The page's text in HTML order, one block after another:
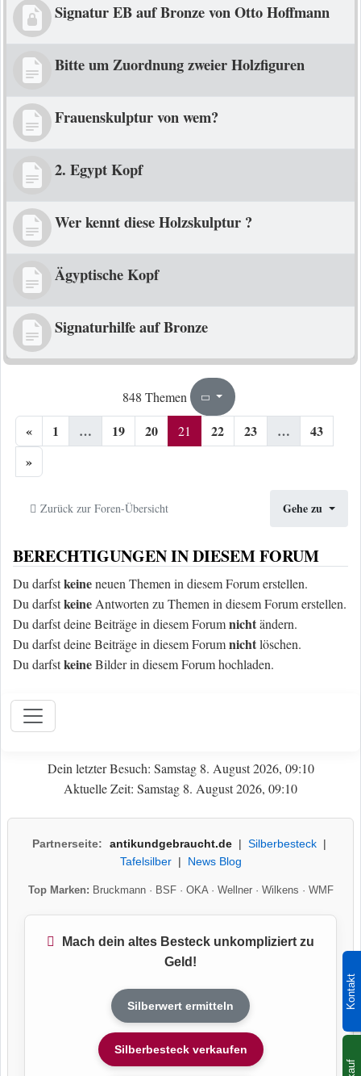
Kontakt
Signatur EB auf Bronze von Otto Hoffmann
Bitte um Zuordnung zweier Holzfiguren
Frauenskulptur von wem?
2. Egypt Kopf
Wer kennt diese Holzskulptur ?
Ägyptische Kopf
Signaturhilfe auf Bronze
848 Themen Seite21
« 1 … 19 20 21 22 23 …
43
»
Zurück zur Foren-Übersicht Gehe zu
BERECHTIGUNGEN IN DIESEM FORUM
Du darfstkeineneuen Themen in diesem Forum erstellen.
Du darfstkeineAntworten zu Themen in diesem Forum erstellen.
Du darfst deine Beiträge in diesem Forumnichtändern.
Du darfst deine Beiträge in diesem Forumnichtlöschen.
Du darfstkeineBilder in diesem Forum hochladen.
Dein letzter Besuch: Samstag 8. August 2026, 09:10
Aktuelle Zeit: Samstag 8. August 2026, 09:10
Partnerseite: antikundgebraucht.de| Silberbesteck|
Tafelsilber| News Blog
Top Marken: Bruckmann· BSF· OKA· Wellner· Wilkens · WMF
Mach dein altes Besteck unkompliziert zu
Geld!
Silberwert ermitteln
Silberbesteck verkaufen